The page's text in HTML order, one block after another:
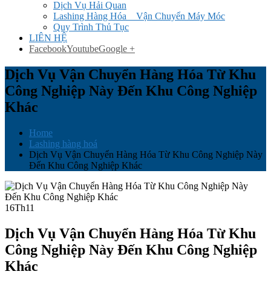
Dịch Vụ Hải Quan
Lashing Hàng Hóa _ Vận Chuyển Máy Móc
Quy Trình Thủ Tục
LIÊN HỆ
FacebookYoutubeGoogle +
Dịch Vụ Vận Chuyển Hàng Hóa Từ Khu
Công Nghiệp Này Đến Khu Công Nghiệp
Khác
Home
Lashing hàng hoá
Dịch Vụ Vận Chuyển Hàng Hóa Từ Khu Công Nghiệp Này
Đến Khu Công Nghiệp Khác
16Th11
Dịch Vụ Vận Chuyển Hàng Hóa Từ Khu
Công Nghiệp Này Đến Khu Công Nghiệp
Khác